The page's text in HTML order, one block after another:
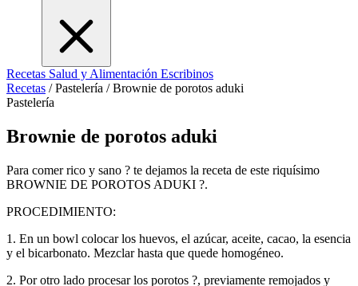
Recetas Salud y Alimentación Escribinos
Recetas / Pastelería / Brownie de porotos aduki
Pastelería
Brownie de porotos aduki
Para comer rico y sano ? te dejamos la receta de este riquísimo
BROWNIE DE POROTOS ADUKI ?.
PROCEDIMIENTO:
1. En un bowl colocar los huevos, el azúcar, aceite, cacao, la esencia
y el bicarbonato. Mezclar hasta que quede homogéneo.
2. Por otro lado procesar los porotos ?, previamente remojados y